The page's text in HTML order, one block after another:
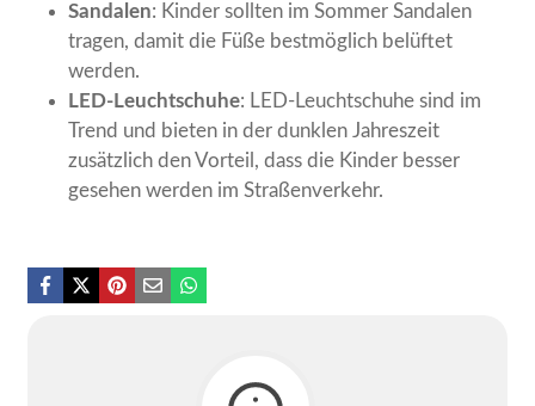
Sandalen: Kinder sollten im Sommer Sandalen
tragen, damit die Füße bestmöglich belüftet
werden.
LED-Leuchtschuhe: LED-Leuchtschuhe sind im
Trend und bieten in der dunklen Jahreszeit
zusätzlich den Vorteil, dass die Kinder besser
gesehen werden im Straßenverkehr.